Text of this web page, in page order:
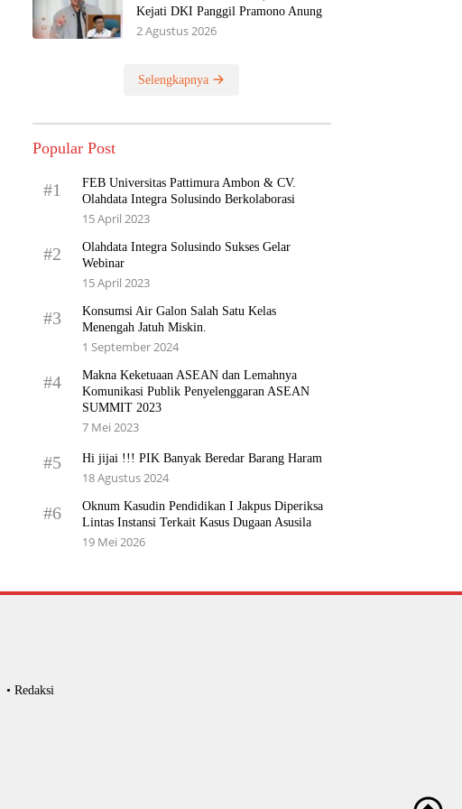
Kejati DKI Panggil Pramono Anung
2 Agustus 2026
Selengkapnya
Popular Post
#1
FEB Universitas Pattimura Ambon & CV.
Olahdata Integra Solusindo Berkolaborasi
15 April 2023
#2
Olahdata Integra Solusindo Sukses Gelar
Webinar
15 April 2023
#3
Konsumsi Air Galon Salah Satu Kelas
Menengah Jatuh Miskin.
1 September 2024
#4
Makna Keketuaan ASEAN dan Lemahnya
Komunikasi Publik Penyelenggaran ASEAN
SUMMIT 2023
7 Mei 2023
#5 Hi jijai !!! PIK Banyak Beredar Barang Haram
18 Agustus 2024
#6
Oknum Kasudin Pendidikan I Jakpus Diperiksa
Lintas Instansi Terkait Kasus Dugaan Asusila
19 Mei 2026
Redaksi